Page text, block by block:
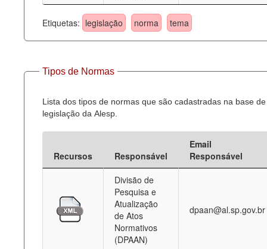
Etiquetas: legislação norma tema
Tipos de Normas
Lista dos tipos de normas que são cadastradas na base de
legislação da Alesp.
Recursos Responsável
Email
Responsável
Divisão de
Pesquisa e
Atualização
de Atos
Normativos
(DPAAN)
dpaan@al.sp.gov.br